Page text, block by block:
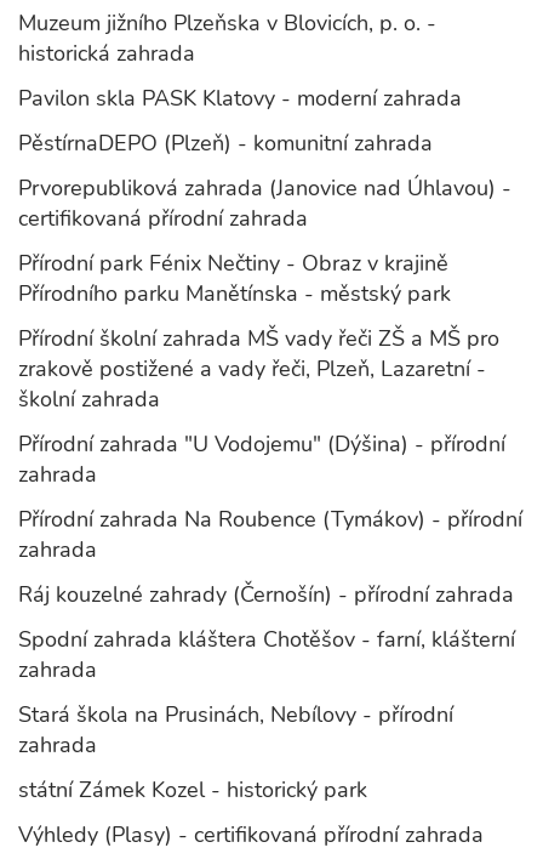
Muzeum jižního Plzeňska v Blovicích, p. o. -
historická zahrada
Pavilon skla PASK Klatovy - moderní zahrada
PěstírnaDEPO (Plzeň) - komunitní zahrada
Prvorepubliková zahrada (Janovice nad Úhlavou) -
certifikovaná přírodní zahrada
Přírodní park Fénix Nečtiny - Obraz v krajině
Přírodního parku Manětínska - městský park
Přírodní školní zahrada MŠ vady řeči ZŠ a MŠ pro
zrakově postižené a vady řeči, Plzeň, Lazaretní -
školní zahrada
Přírodní zahrada "U Vodojemu" (Dýšina) - přírodní
zahrada
Přírodní zahrada Na Roubence (Tymákov) - přírodní
zahrada
Ráj kouzelné zahrady (Černošín) - přírodní zahrada
Spodní zahrada kláštera Chotěšov - farní, klášterní
zahrada
Stará škola na Prusinách, Nebílovy - přírodní
zahrada
státní Zámek Kozel - historický park
Výhledy (Plasy) - certifikovaná přírodní zahrada